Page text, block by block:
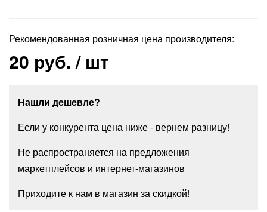
Рекомендованная розничная цена производителя:
20 руб./ шт
Нашли дешевле?
Если у конкурента цена ниже - вернем разницу!
Не распространяется на предложения
маркетплейсов и интернет-магазинов
Приходите к нам в магазин за скидкой!